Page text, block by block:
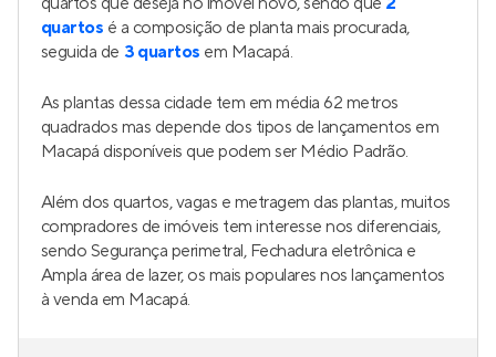
quartos é a composição de planta mais procurada,
seguida de 3 quartos em Macapá.
As plantas dessa cidade tem em média 62 metros
quadrados mas depende dos tipos de lançamentos em
Macapá disponíveis que podem ser Médio Padrão.
Além dos quartos, vagas e metragem das plantas, muitos
compradores de imóveis tem interesse nos diferenciais,
sendo Segurança perimetral, Fechadura eletrônica e
Ampla área de lazer, os mais populares nos lançamentos
à venda em Macapá.